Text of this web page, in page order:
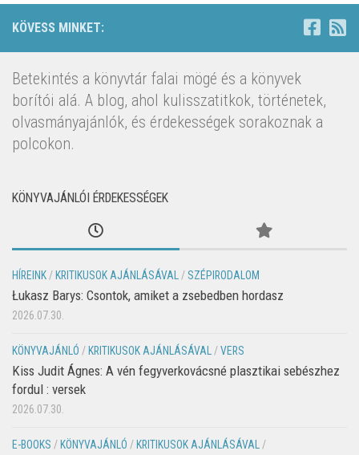
KÖVESS MINKET:
Betekintés a könyvtár falai mögé és a könyvek
borítói alá. A blog, ahol kulisszatitkok, történetek,
olvasmányajánlók, és érdekességek sorakoznak a
polcokon.
KÖNYVAJÁNLÓI ÉRDEKESSÉGEK
HÍREINK /KRITIKUSOK AJÁNLÁSÁVAL / SZÉPIRODALOM
Łukasz Barys: Csontok, amiket a zsebedben hordasz
2026.07.30.
KÖNYVAJÁNLÓ /KRITIKUSOK AJÁNLÁSÁVAL /VERS
Kiss Judit Ágnes: A vén fegyverkovácsné plasztikai sebészhez
fordul : versek
2026.07.30.
E-BOOKS /KÖNYVAJÁNLÓ /KRITIKUSOK AJÁNLÁSÁVAL /